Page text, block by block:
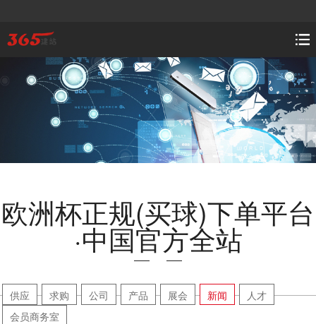
欧洲杯正规(买球)下单平台
·中国官方全站
供应 求购 公司 产品 展会 新闻
人才
会员商务室